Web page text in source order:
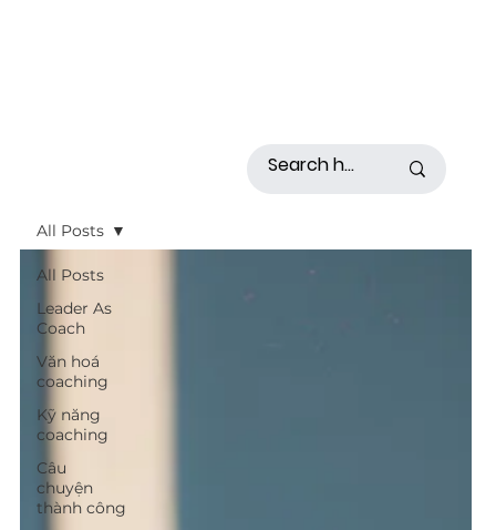
All Posts
Leader As
Coach
Văn hoá
coaching
Kỹ năng
coaching
Câu
chuyện
thành công
All Posts